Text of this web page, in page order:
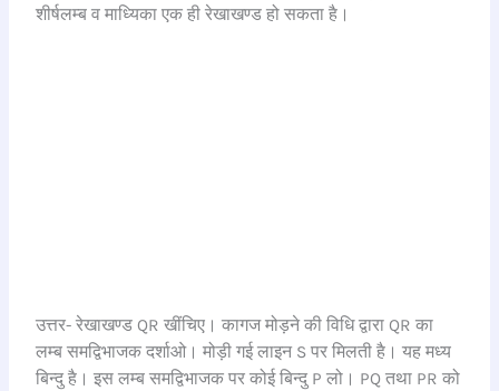
शीर्षलम्ब व माध्यिका एक ही रेखाखण्ड हो सकता है।
उत्तर- रेखाखण्ड QR खींचिए। कागज मोड़ने की विधि द्वारा QR का
लम्ब समद्विभाजक दर्शाओ। मोड़ी गई लाइन S पर मिलती है। यह मध्य
बिन्दु है। इस लम्ब समद्विभाजक पर कोई बिन्दु P लो। PQ तथा PR को